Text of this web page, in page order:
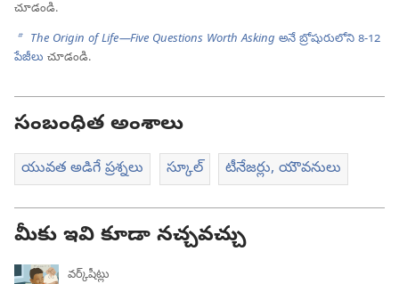
చూడండి.
b The Origin of Life—Five Questions Worth Asking అనే బ్రోషురులోని 8-12
పేజీలు చూడండి.
సంబంధిత అంశాలు
యువత అడిగే ప్రశ్నలు స్కూల్‌ టీనేజర్లు, యౌవనులు
మీకు ఇవి కూడా నచ్చవచ్చు
వర్క్‌షీట్లు